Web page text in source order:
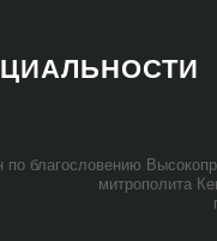
по бла­го­сло­ве­нию
мит­ро­по­ли­та